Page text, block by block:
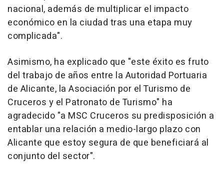
nacional, además de multiplicar el impacto
económico en la ciudad tras una etapa muy
complicada".
Asimismo, ha explicado que "este éxito es fruto
del trabajo de años entre la Autoridad Portuaria
de Alicante, la Asociación por el Turismo de
Cruceros y el Patronato de Turismo" ha
agradecido "a MSC Cruceros su predisposición a
entablar una relación a medio-largo plazo con
Alicante que estoy segura de que beneficiará al
conjunto del sector".